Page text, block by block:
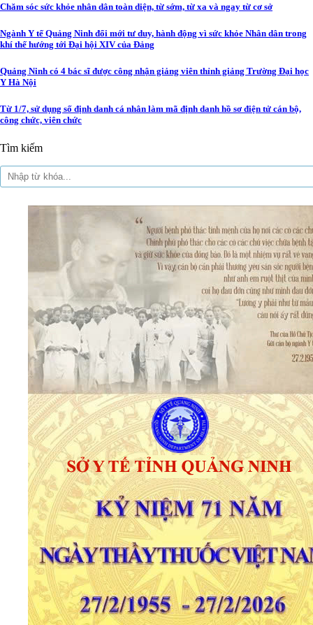
Chăm sóc sức khỏe nhân dân toàn diện, từ sớm, từ xa và ngay từ cơ sở
Ngành Y tế Quảng Ninh đổi mới tư duy, hành động vì sức khỏe Nhân dân trong
khí thế hướng tới Đại hội XIV của Đảng
Quảng Ninh có 4 bác sĩ được công nhận giảng viên thỉnh giảng Trường Đại học
Y Hà Nội
Từ 1/7, sử dụng số định danh cá nhân làm mã định danh hồ sơ điện tử cán bộ,
công chức, viên chức
Tìm kiếm